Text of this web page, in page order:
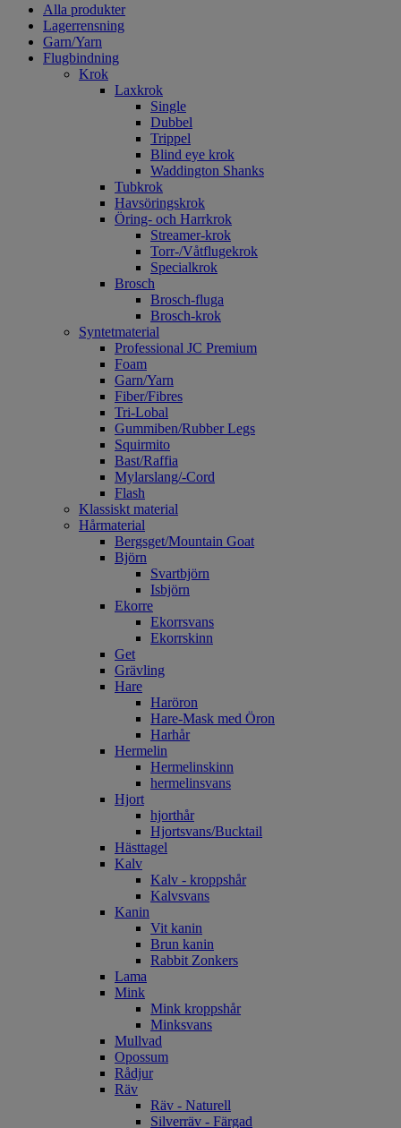
Alla produkter
Lagerrensning
Garn/Yarn
Flugbindning
Krok
Laxkrok
Single
Dubbel
Trippel
Blind eye krok
Waddington Shanks
Tubkrok
Havsöringskrok
Öring- och Harrkrok
Streamer-krok
Torr-/Våtflugekrok
Specialkrok
Brosch
Brosch-fluga
Brosch-krok
Syntetmaterial
Professional JC Premium
Foam
Garn/Yarn
Fiber/Fibres
Tri-Lobal
Gummiben/Rubber Legs
Squirmito
Bast/Raffia
Mylarslang/-Cord
Flash
Klassiskt material
Hårmaterial
Bergsget/Mountain Goat
Björn
Svartbjörn
Isbjörn
Ekorre
Ekorrsvans
Ekorrskinn
Get
Grävling
Hare
Haröron
Hare-Mask med Öron
Harhår
Hermelin
Hermelinskinn
hermelinsvans
Hjort
hjorthår
Hjortsvans/Bucktail
Hästtagel
Kalv
Kalv - kroppshår
Kalvsvans
Kanin
Vit kanin
Brun kanin
Rabbit Zonkers
Lama
Mink
Mink kroppshår
Minksvans
Mullvad
Opossum
Rådjur
Räv
Räv - Naturell
Silverräv - Färgad